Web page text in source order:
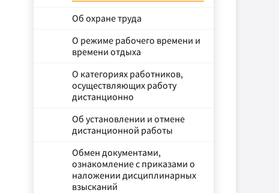
Об охране труда
О режиме рабочего времени и
времени отдыха
О категориях работников,
осуществляющих работу
дистанционно
Об установлении и отмене
дистанционной работы
Обмен документами,
ознакомление с приказами о
наложении дисциплинарных
взысканий